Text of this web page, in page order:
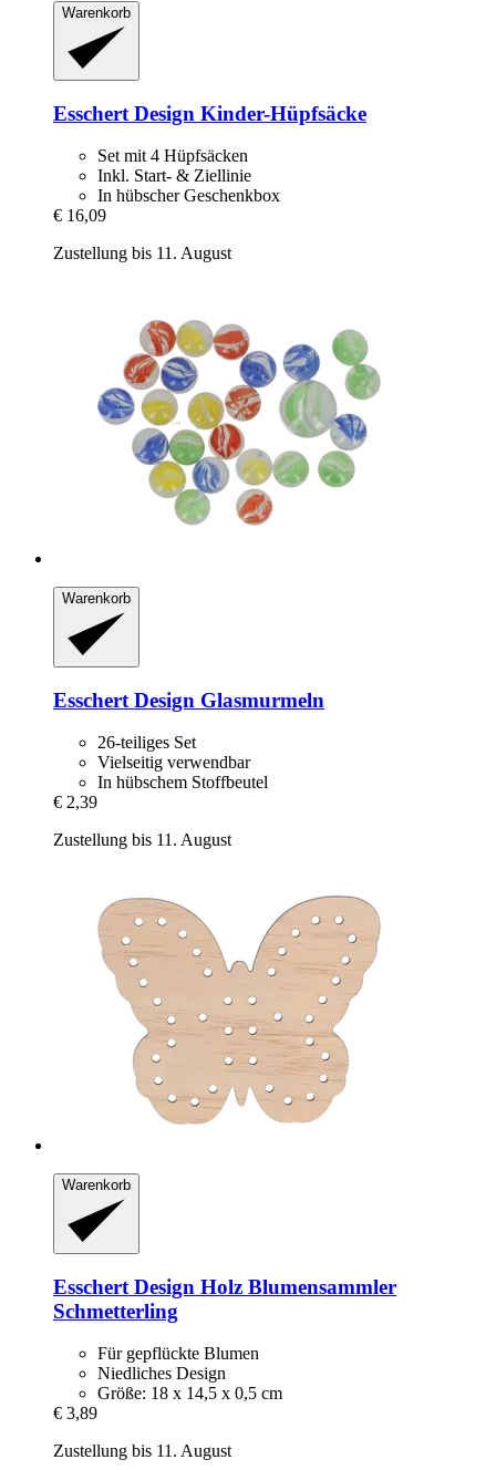
Warenkorb
Esschert Design Kinder-​Hüpfsäcke
Set mit 4 Hüpfsäcken
Inkl. Start- & Ziellinie
In hübscher Geschenkbox
€ 16,09
Zustellung bis 11. August
Warenkorb
Esschert Design Glasmurmeln
26-teiliges Set
Vielseitig verwendbar
In hübschem Stoffbeutel
€ 2,39
Zustellung bis 11. August
Warenkorb
Esschert Design Holz Blumensammler
Schmetterling
Für gepflückte Blumen
Niedliches Design
Größe: 18 x 14,5 x 0,5 cm
€ 3,89
Zustellung bis 11. August